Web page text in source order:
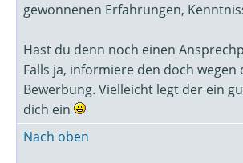
gewonnenen Erfahrungen,
Hast du denn noch einen
Falls ja, informiere den doch wegen
Bewerbung. Vielleicht legt der ein
dich ein
Nach oben